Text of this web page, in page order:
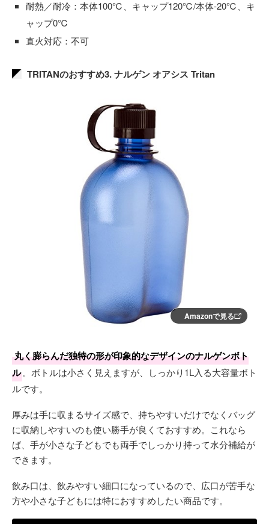
耐熱／耐冷：本体100℃、キャップ120℃/本体-20℃、キ
ャップ0℃
直火対応：不可
TRITANのおすすめ3. ナルゲン オアシス Tritan
Amazonで見る
丸く膨らんだ独特の形が印象的なデザインのナルゲンボト
ル。ボトルは小さく見えますが、しっかり1L入る大容量ボト
ルです。
厚みは手に収まるサイズ感で、持ちやすいだけでなくバッグ
に収納しやすいのも使い勝手が良くておすすめ。これなら
ば、手が小さな子どもでも両手でしっかり持って水分補給が
できます。
飲み口は、飲みやすい細口になっているので、広口が苦手な
方や小さな子どもには特におすすめしたい商品です。